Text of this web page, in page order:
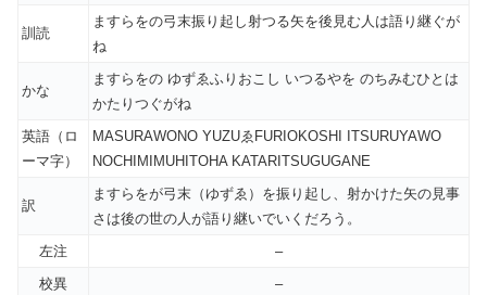
訓読
ますらをの弓末振り起し射つる矢を後見む人は語り継ぐが
ね
かな
ますらをの ゆずゑふりおこし いつるやを のちみむひとは
かたりつぐがね
英語（ロ
ーマ字）
MASURAWONO YUZUゑFURIOKOSHI ITSURUYAWO
NOCHIMIMUHITOHA KATARITSUGUGANE
訳
ますらをが弓末（ゆずゑ）を振り起し、射かけた矢の見事
さは後の世の人が語り継いでいくだろう。
左注
–
校異
–